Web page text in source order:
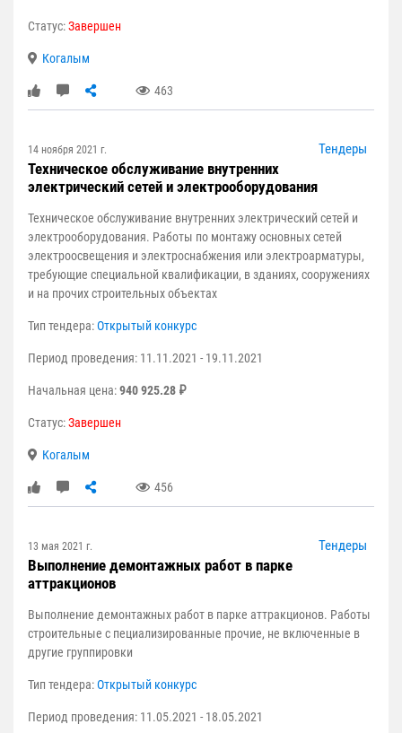
Статус:Завершен
Когалым
463
14 ноября 2021 г. Тендеры
Техническое обслуживание внутренних
электрический сетей и электрооборудования
Техническое обслуживание внутренних электрический сетей и
электрооборудования. Работы по монтажу основных сетей
электроосвещения и электроснабжения или электроарматуры,
требующие специальной квалификации, в зданиях, сооружениях
и на прочих строительных объектах
Тип тендера:Открытый конкурс
Период проведения: 11.11.2021 - 19.11.2021
Начальная цена:940 925.28 ₽
Статус:Завершен
Когалым
456
13 мая 2021 г. Тендеры
Выполнение демонтажных работ в парке
аттракционов
Выполнение демонтажных работ в парке аттракционов. Работы
строительные с пециализированные прочие, не включенные в
другие группировки
Тип тендера:Открытый конкурс
Период проведения: 11.05.2021 - 18.05.2021